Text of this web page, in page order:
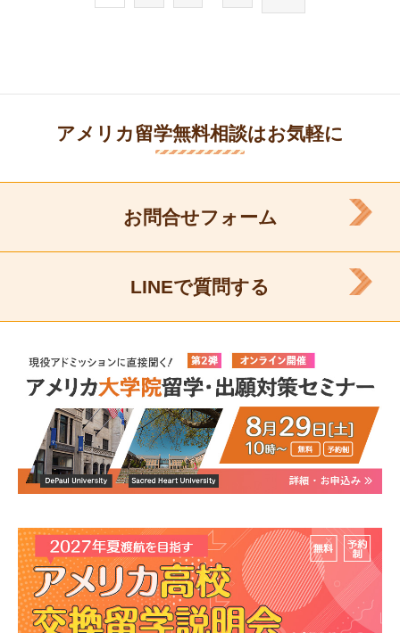
ン
アメリカ留学無料相談はお気軽に
お問合せフォーム
LINEで質問する